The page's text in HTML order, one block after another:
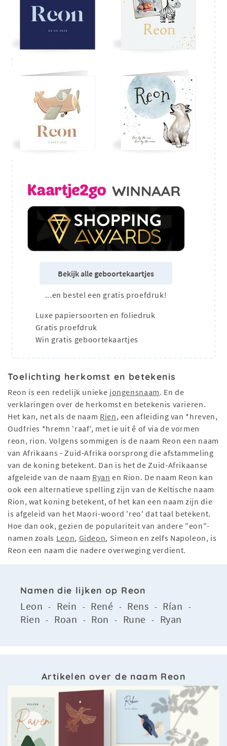
Bekijk alle geboortekaartjes
...en bestel een gratis proefdruk!
Luxe papiersoorten en foliedruk
Gratis proefdruk
Win gratis geboortekaartjes
Toelichting herkomst en betekenis
Reon is een redelijk unieke jongensnaam. En de
verklaringen over de herkomst en betekenis varieren.
Het kan, net als de naam Rien, een afleiding van *hreven,
Oudfries *hremn 'raaf', met ie uit ê of via de vormen
reon, rion. Volgens sommigen is de naam Reon een naam
van Afrikaans - Zuid-Afrika oorsprong die afstammeling
van de koning betekent. Dan is het de Zuid-Afrikaanse
afgeleide van de naam Ryan en Rion. De naam Reon kan
ook een alternatieve spelling zijn van de Keltische naam
Rion, wat koning betekent, of het kan een naam zijn die
is afgeleid van het Maori-woord 'reo' dat taal betekent.
Hoe dan ook, gezien de populariteit van andere "eon"-
namen zoals Leon, Gideon, Simeon en zelfs Napoleon, is
Reon een naam die nadere overweging verdient.
Namen die lijken op Reon
Leon - Rein - René - Rens - Rían -
Rien - Roan - Ron - Rune - Ryan
Artikelen over de naam Reon